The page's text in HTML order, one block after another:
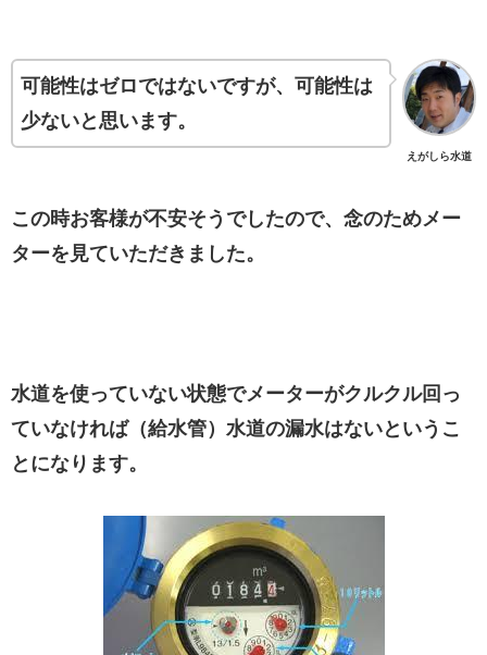
えがしら水道
可能性はゼロではないですが、可能性は
少ないと思います。
この時お客様が不安そうでしたので、念のためメー
ターを見ていただきました。
水道を使っていない状態でメーターがクルクル回っ
ていなければ（給水管）水道の漏水はないというこ
とになります。